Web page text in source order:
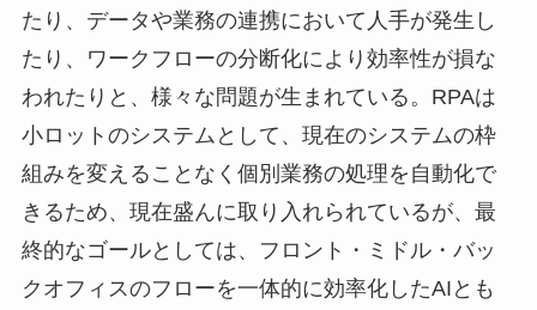
たり、データや業務の連携において人手が発生し
たり、ワークフローの分断化により効率性が損な
われたりと、様々な問題が生まれている。RPAは
小ロットのシステムとして、現在のシステムの枠
組みを変えることなく個別業務の処理を自動化で
きるため、現在盛んに取り入れられているが、最
終的なゴールとしては、フロント・ミドル・バッ
クオフィスのフローを一体的に効率化したAIとも